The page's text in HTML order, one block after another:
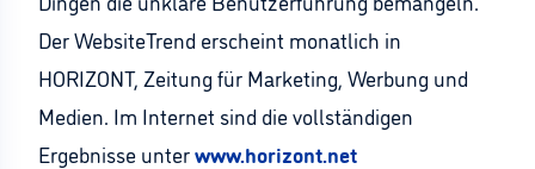
Der WebsiteTrend erscheint monatlich in
HORIZONT, Zeitung für Marketing, Werbung und
Medien. Im Internet sind die vollständigen
Ergebnisse unterwww.horizont.net